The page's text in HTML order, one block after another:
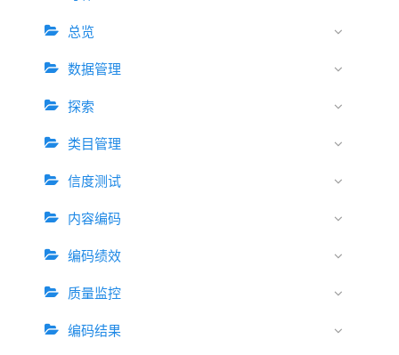
总览
数据管理
探索
类目管理
信度测试
内容编码
编码绩效
质量监控
编码结果